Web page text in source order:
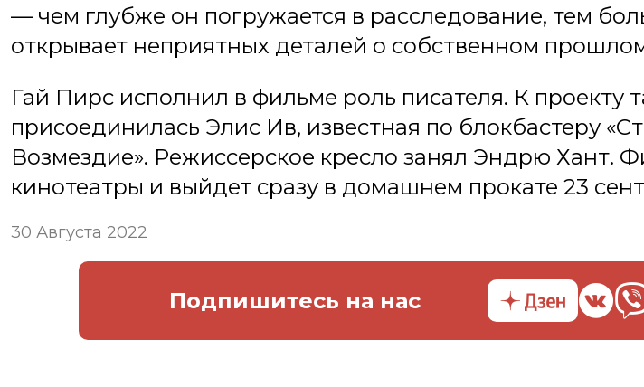
— чем глубже он погружается в расследование, тем
открывает неприятных деталей о собственном
Гай Пирс исполнил в фильме роль писателя. К проекту
присоединилась Элис Ив, известная по блокбастеру
Возмездие». Режиссерское кресло занял Эндрю Хант.
кинотеатры и выйдет сразу в домашнем прокате 23
30 Августа 2022
Подпишитесь на нас